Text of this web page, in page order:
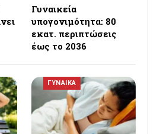
Γυναικεία
υπογονιμότητα: 80
εκατ. περιπτώσεις
έως το 2036
ΓΥΝΑΙΚΑ